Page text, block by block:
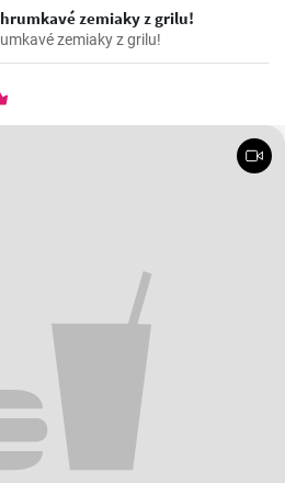
zemiaky z grilu!
zemiaky z grilu!